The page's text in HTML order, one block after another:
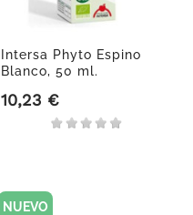
Intersa Phyto Espino
Blanco, 50 ml.
Precio
10,23 €
NUEVO